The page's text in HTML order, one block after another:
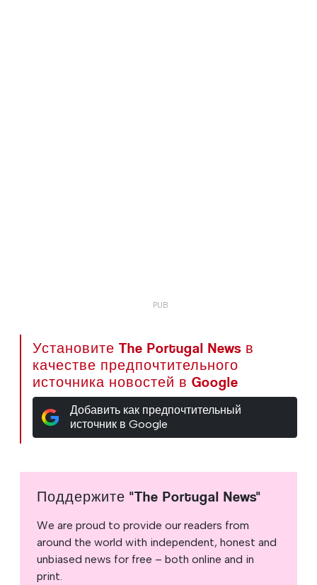
Установите The Portugal News в
качестве предпочтительного
источника новостей в Google
Добавить как предпочтительный
источник в Google
Поддержите "The Portugal News"
We are proud to provide our readers from
around the world with independent, honest and
unbiased news for free – both online and in
print.